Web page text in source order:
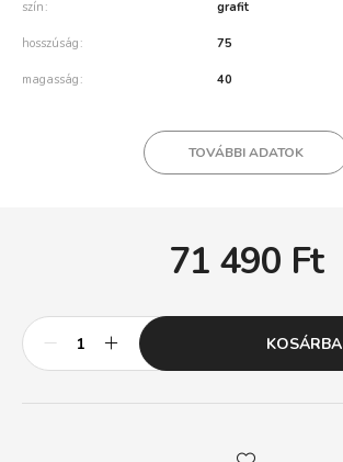
szín grafit
hosszúság 75
magasság 40
TOVÁBBI ADATOK
71 490 Ft
KOSÁRBA